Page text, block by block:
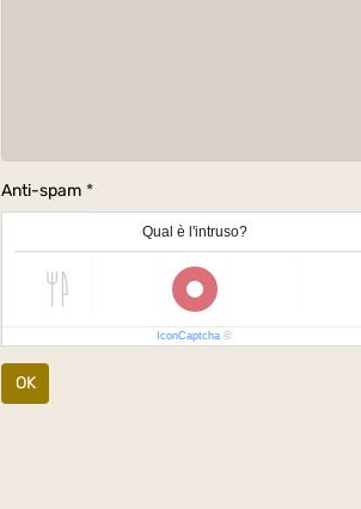
Anti-spam
Qual è l'intruso?
IconCaptcha ©
OK